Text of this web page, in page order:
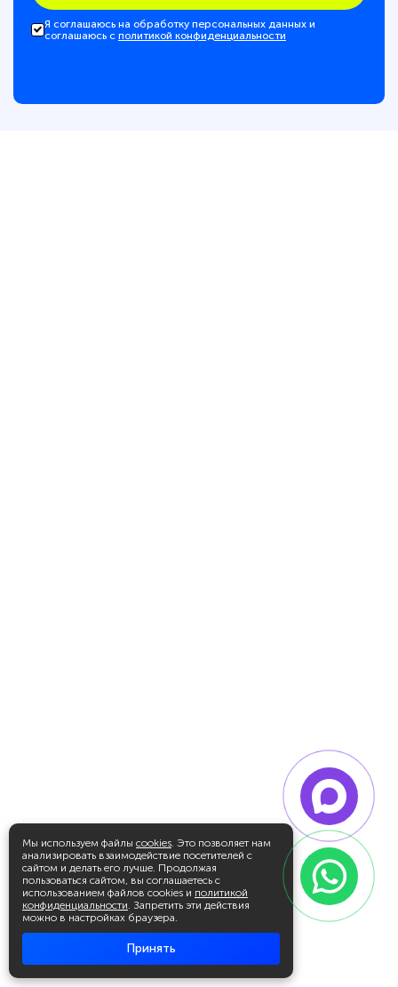
Мы используем файлы cookies. Это позволяет нам
анализировать взаимодействие посетителей с
сайтом и делать его лучше. Продолжая
пользоваться сайтом, вы соглашаетесь с
использованием файлов cookies и политикой
конфиденциальности. Запретить эти действия
можно в настройках браузера.
Принять
Я соглашаюсь на обработку персональных данных и
соглашаюсь с политикой конфиденциальности